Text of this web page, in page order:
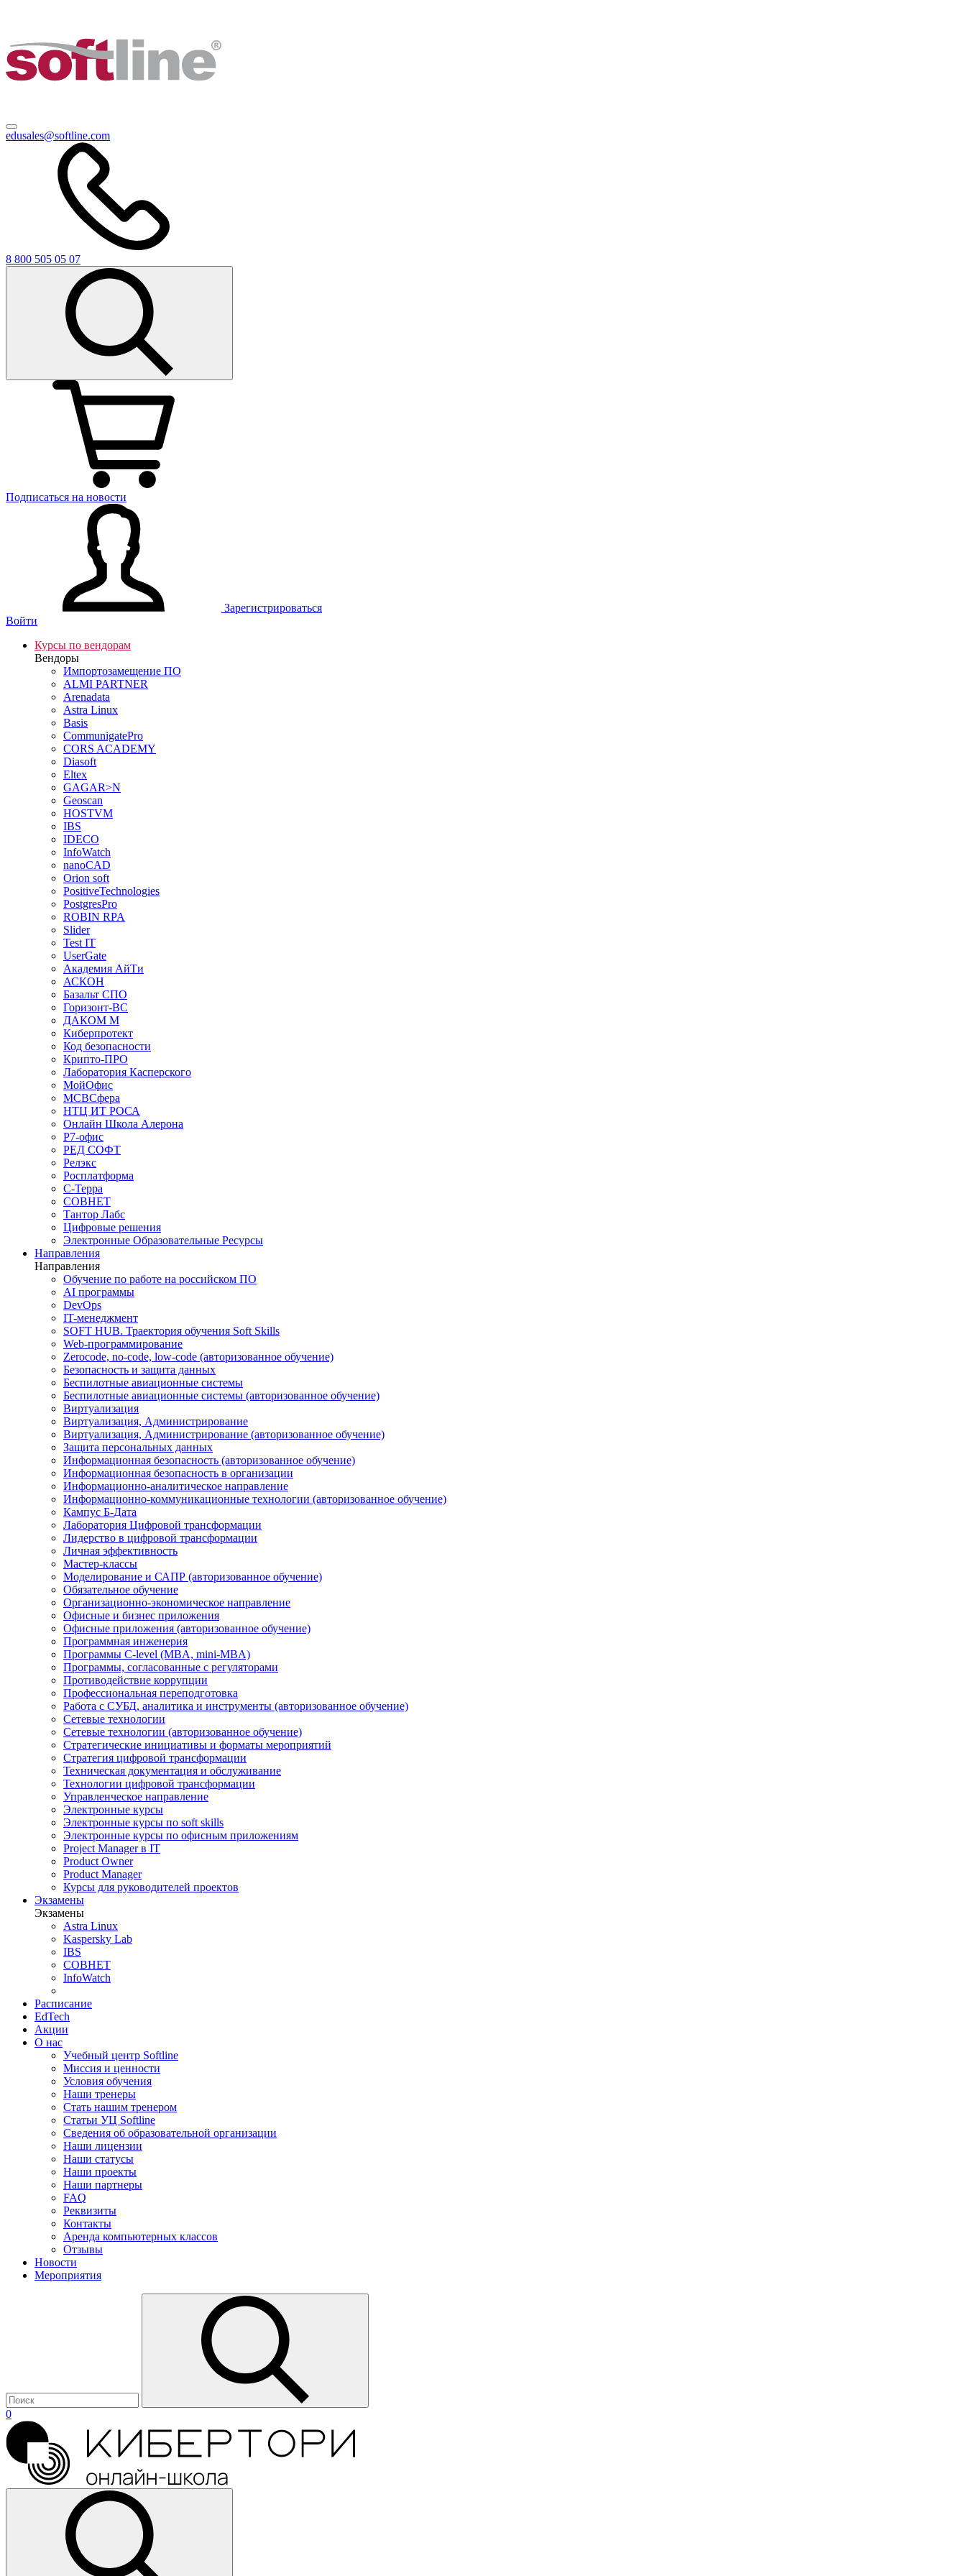
edusales@softline.com
8 800 505 05 07
Подписаться на новости
Зарегистрироваться
Войти
Курсы по вендорам
Вендоры
Импортозамещение ПО
ALMI PARTNER
Arenadata
Astra Linux
Basis
CommunigatePro
CORS ACADEMY
Diasoft
Eltex
GAGAR>N
Geoscan
HOSTVM
IBS
IDECO
InfoWatch
nanoCAD
Orion soft
PositiveTechnologies
PostgresPro
ROBIN RPA
Slider
Test IT
UserGate
Академия АйТи
АСКОН
Базальт СПО
Горизонт-ВС
ДАКОМ М
Киберпротект
Код безопасности
Крипто-ПРО
Лаборатория Касперского
МойОфис
МСВСфера
НТЦ ИТ РОСА
Онлайн Школа Алерона
Р7-офис
РЕД СОФТ
Релэкс
Росплатформа
С-Терра
СОВНЕТ
Тантор Лабс
Цифровые решения
Электронные Образовательные Ресурсы
Направления
Направления
Обучение по работе на российском ПО
AI программы
DevOps
IT-менеджмент
SOFT HUB. Траектория обучения Soft Skills
Web-программирование
Zerocode, no-code, low-code (авторизованное обучение)
Безопасность и защита данных
Беспилотные авиационные системы
Беспилотные авиационные системы (авторизованное обучение)
Виртуализация
Виртуализация, Администрирование
Виртуализация, Администрирование (авторизованное обучение)
Защита персональных данных
Информационная безопасность (авторизованное обучение)
Информационная безопасность в организации
Информационно-аналитическое направление
Информационно-коммуникационные технологии (авторизованное обучение)
Кампус Б-Дата
Лаборатория Цифровой трансформации
Лидерство в цифровой трансформации
Личная эффективность
Мастер-классы
Моделирование и САПР (авторизованное обучение)
Обязательное обучение
Организационно-экономическое направление
Офисные и бизнес приложения
Офисные приложения (авторизованное обучение)
Программная инженерия
Программы C-level (MBA, mini-MBA)
Программы, согласованные с регуляторами
Противодействие коррупции
Профессиональная переподготовка
Работа с СУБД, аналитика и инструменты (авторизованное обучение)
Сетевые технологии
Сетевые технологии (авторизованное обучение)
Стратегические инициативы и форматы мероприятий
Стратегия цифровой трансформации
Техническая документация и обслуживание
Технологии цифровой трансформации
Управленческое направление
Электронные курсы
Электронные курсы по soft skills
Электронные курсы по офисным приложениям
Project Manager в IT
Product Owner
Product Manager
Курсы для руководителей проектов
Экзамены
Экзамены
Astra Linux
Kaspersky Lab
IBS
СОВНЕТ
InfoWatch
Расписание
EdTech
Акции
О нас
Учебный центр Softline
Миссия и ценности
Условия обучения
Наши тренеры
Стать нашим тренером
Статьи УЦ Softline
Сведения об образовательной организации
Наши лицензии
Наши статусы
Наши проекты
Наши партнеры
FAQ
Реквизиты
Контакты
Аренда компьютерных классов
Отзывы
Новости
Мероприятия
0